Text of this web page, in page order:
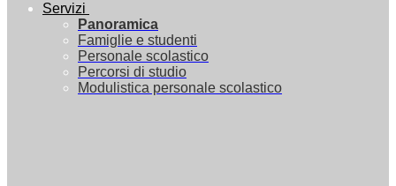
Servizi
Panoramica
Famiglie e studenti
Personale scolastico
Percorsi di studio
Modulistica personale scolastico